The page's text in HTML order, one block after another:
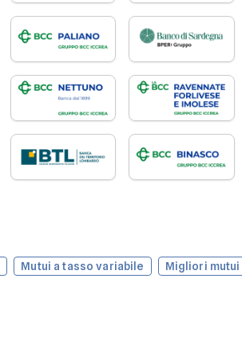
Mutui a tasso variabile
Migliori